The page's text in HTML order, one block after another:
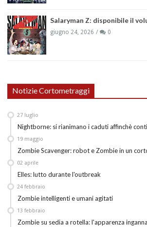
Salaryman Z: disponibile il
giugno 24, 2026 0
Notizie Cortometraggi
Nightborne: si rianimano i caduti affinchè
27 luglio
Zombie Scavenger: robot e Zombie in un
19 maggio
Elles: lutto durante l'outbreak
02 aprile
Zombie intelligenti e umani agitati
24 febbraio
Zombie su sedia a rotella: l'apparenza inganna
13 febbraio